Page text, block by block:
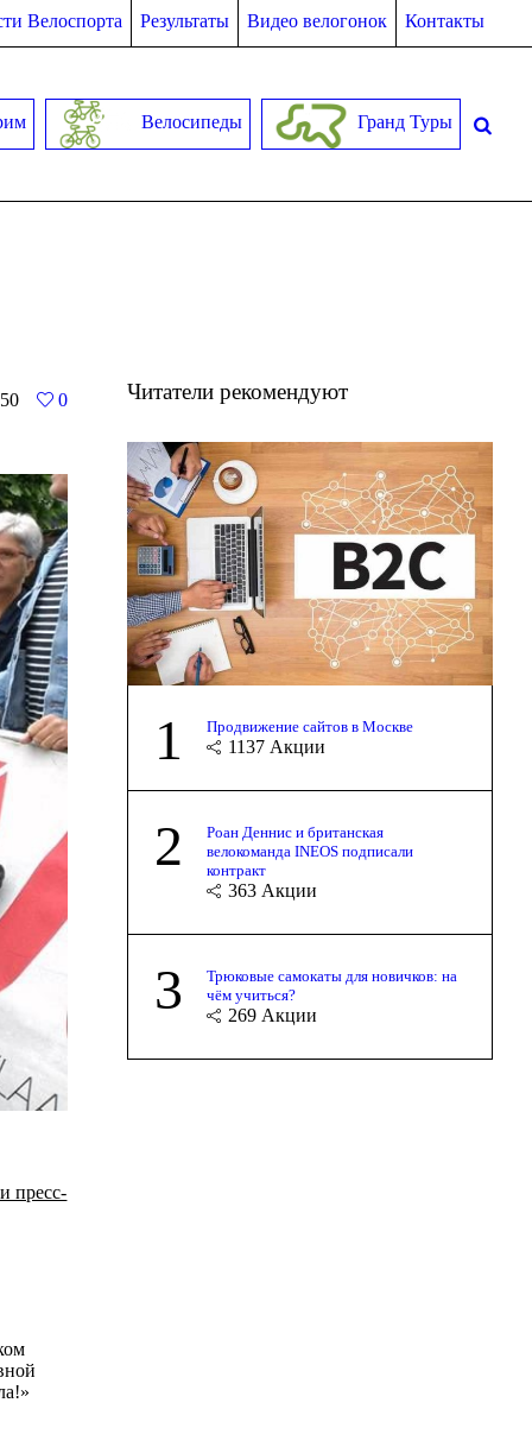
Велоспорта Результаты Видео велогонок Контакты
Велосипеды Гранд Туры
0
пресс-
Читатели рекомендуют
1 Продвижение сайтов в Москве
1137 Акции
2
Роан Деннис и британская
велокоманда INEOS подписали
контракт
363 Акции
3
Трюковые самокаты для новичков: на
чём учиться?
269 Акции